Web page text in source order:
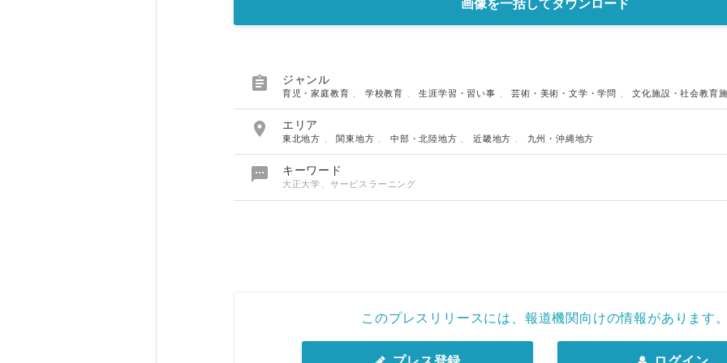
画像を一括してダウンロード
 ジャンル
育児・家庭教育 学校教育 、生涯学習・習い事 、芸術・美術・文学・学問 、文化施設・社会教育
 エリア
東北地方 、関東地方 、中部・北陸地方 、近畿地方 九州・沖縄地方
 キーワード
大正大学、サービスラーニング
このプレスリリースには、報道機関向けの情報があります